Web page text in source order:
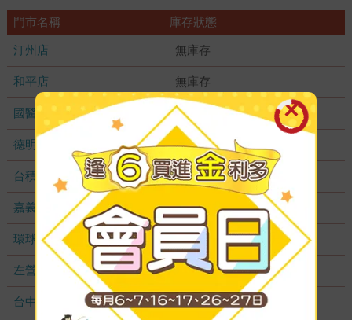
門市名稱 庫存狀態
汀州店 無庫存
和平店 無庫存
國醫加盟店 無庫存
德明加盟店 無庫存
台積店 無庫存
嘉義耐斯店 無庫存
環球店 無庫存
左營店 無庫存
台中秀泰店 無庫存